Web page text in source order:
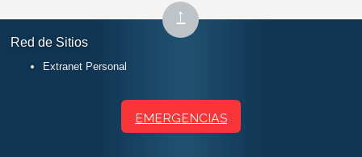
↑ Subir
al
Red de Sitios
Extranet Personal
EMERGENCIAS